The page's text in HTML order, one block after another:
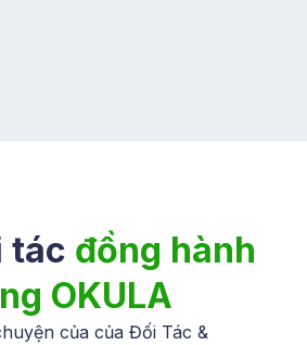
tác đồng hành
OKULA
của của Đối Tác &